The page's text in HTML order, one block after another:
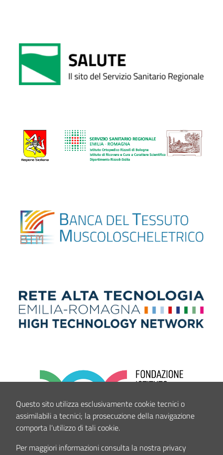
Questo sito utilizza esclusivamente cookie tecnici o
assimilabili a tecnici; la prosecuzione della navigazione
comporta l'utilizzo di tali cookie.
Per maggiori informazioni consulta la nostra privacy